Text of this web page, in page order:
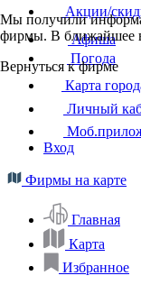
Мы получили
фирмы. В ближайшее
Вернуться к фирме
Акции/
Афиша
Погода
Карта
Личный
Вход
Фирмы на карте
Главная
Карта
Избранное